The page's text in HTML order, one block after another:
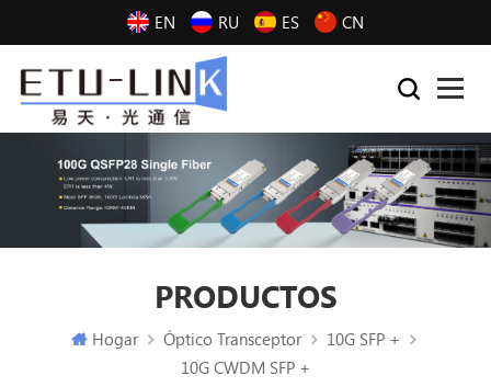
EN RU ES CN
PRODUCTOS
Hogar Óptico Transceptor
10G SFP +
10G CWDM SFP +